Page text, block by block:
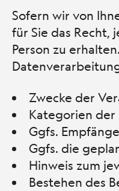
Sofern wir von
für Sie das
Person zu
Zwecke der
Kategorien der
Ggfs.
Ggfs. die
Hinweis zum
Bestehen des